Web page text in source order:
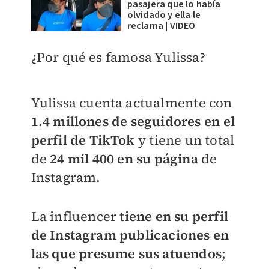
pasajera que lo había
olvidado y ella le
reclama | VIDEO
​¿Por qué es famosa Yulissa?
Yulissa cuenta actualmente con
1.4 millones de seguidores en el
perfil de TikTok y tiene un total
de 24 mil 400 en su páginade
Instagram.
La influencertiene en su perfil
de Instagram publicaciones en
las que presume sus atuendos;